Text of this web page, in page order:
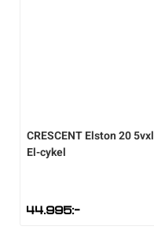
CRESCENTElston 20 5vxl
El-cykel
44.995:-